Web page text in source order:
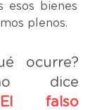
esos bienes
plenos.
ocurre?
dice
falso